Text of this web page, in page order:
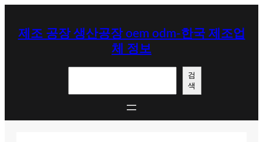
제조 공장 생산공장 oem odm-한국 제조업
체 정보
검
색